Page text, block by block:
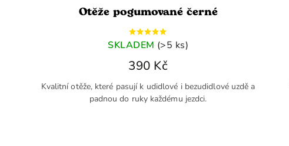
Otěže pogumované černé
SKLADEM (>5 ks)
390 Kč
Kvalitní otěže, které pasují k udidlové i bezudidlové uzdě a
padnou do ruky každému jezdci.